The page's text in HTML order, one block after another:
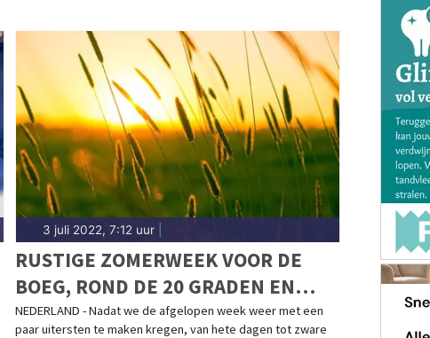
3 juli 2022, 7:12 uur|
RUSTIGE ZOMERWEEK VOOR DE
BOEG, ROND DE 20 GRADEN EN
LOKAAL EEN BUITJE MOGELIJK
NEDERLAND - Nadat we de afgelopen week weer met een
paar uitersten te maken kregen, van hete dagen tot zware